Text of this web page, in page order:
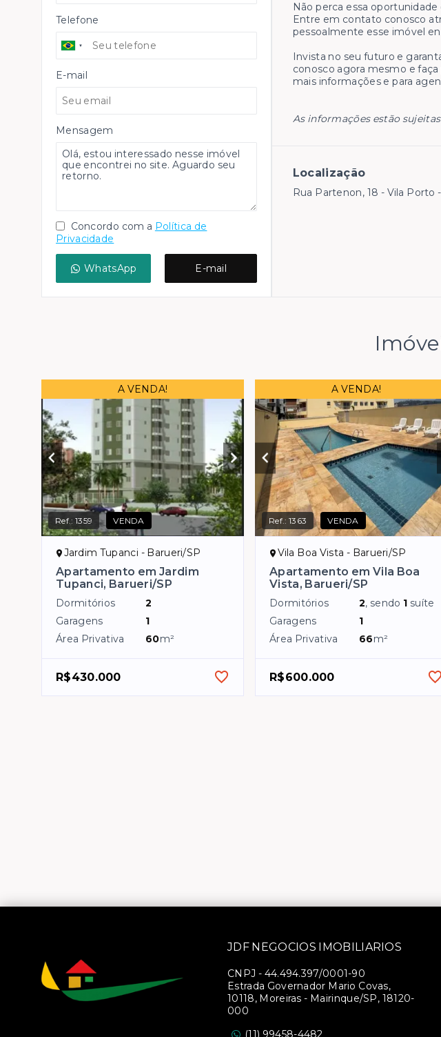
Não perca essa
Entre em contato conosco
pessoalmente esse imóvel
Invista no seu futuro e
conosco agora mesmo e
mais informações e para
As informações estão
Localização
Rua Partenon, 18 - Vila Porto
Telefone
E-mail
Mensagem
Concordo com a Política de
Privacidade
WhatsApp E-mail
A VENDA!
Ref.:1359 VENDA
Jardim Tupanci - Barueri/SP
Apartamento em Jardim
Tupanci, Barueri/SP
Dormitórios
2
Garagens
1
Área Privativa
60m²
R$430.000
A VENDA!
Ref.:1363 VENDA
Vila Boa Vista - Barueri/SP
Apartamento em Vila Boa
Vista, Barueri/SP
Dormitórios 2, sendo 1 suíte
Garagens
1
Área Privativa
66m²
R$600.000
JDF NEGOCIOS IMOBILIARIOS
CNPJ - 44.494.397/0001-90
Estrada Governador Mario Covas,
10118, Moreiras - Mairinque/SP, 18120-
000
(11) 99458-4482